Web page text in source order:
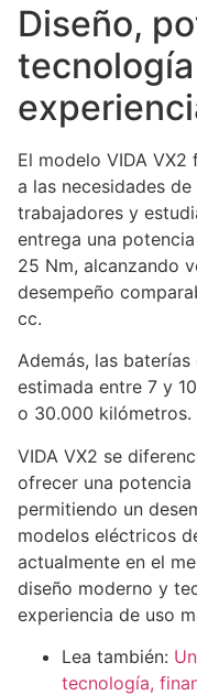
Diseño,
El modelo VIDA
a las necesidades
trabajadores y
entrega una
25 Nm, alcanzando
desempeño
cc.
Además, las
estimada entre 7 y
o 30.000 kilómetros.
VIDA VX2 se
ofrecer una
permitiendo un
modelos eléctricos
actualmente en el
diseño moderno y
experiencia de uso
Lea también:
tecnología,